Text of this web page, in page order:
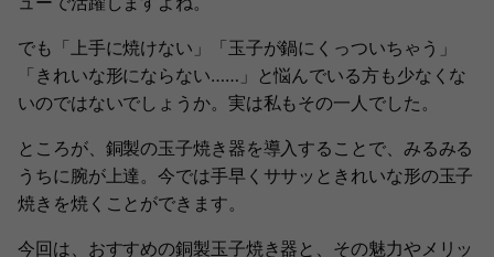
でも「上手に焼けない」「玉子が鍋にくっついちゃう」
「きれいな形にならない……」と悩んでいる方も少なくな
いのではないでしょうか。実は私もその一人でした。
ところが、銅製の玉子焼き器を導入することで、みるみる
うちに腕が上達。今では手早くササッときれいな形の玉子
焼きを焼くことができます。
今回は、おすすめの銅製玉子焼き器と、その魅力やメリッ